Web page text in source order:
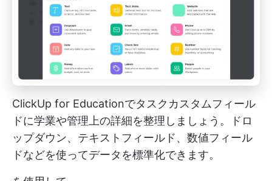
ClickUp for Educationでタスクカスタムフィール
ドに学業や管理上の詳細を整理しましょう。ドロ
ップダウン、テキストフィールド、数値フィール
ドなどを使ってデータを標準化できます。